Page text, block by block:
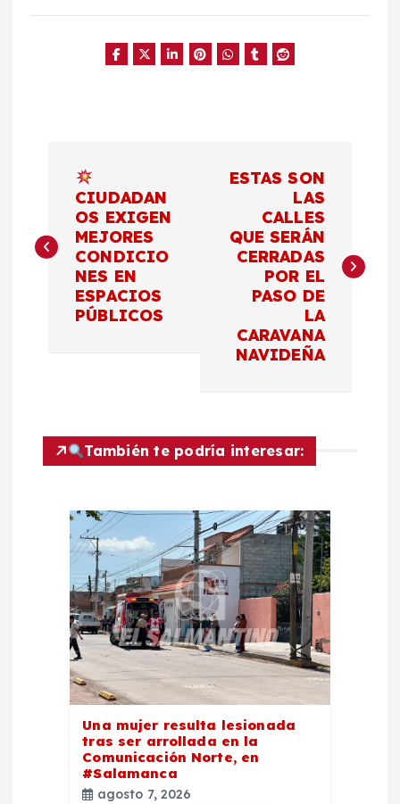
v
c
CIUDADAN
OS EXIGEN
MEJORES
CONDICIO
NES EN
ESPACIOS
PÚBLICOS
ESTAS SON
LAS
CALLES
QUE SERÁN
CERRADAS
POR EL
PASO DE
LA
CARAVANA
NAVIDEÑA
También te podría interesar:
Una mujer resulta lesionada
tras ser arrollada en la
Comunicación Norte, en
#Salamanca
agosto 7, 2026